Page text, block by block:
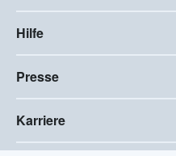
Hilfe
Presse
Karriere